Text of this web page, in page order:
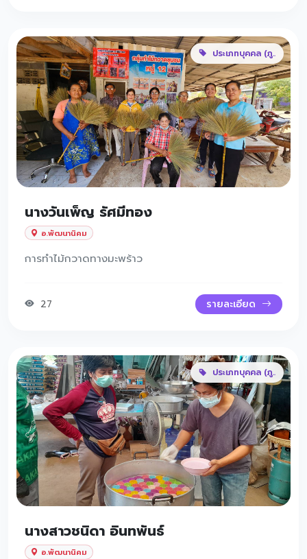
ประเภทบุคคล (ภู..
นางวันเพ็ญ รัศมีทอง
อ.พัฒนานิคม
การทำไม้กวาดทางมะพร้าว
27 รายละเอียด
ประเภทบุคคล (ภู..
นางสาวชนิดา อินทพันธ์
อ.พัฒนานิคม